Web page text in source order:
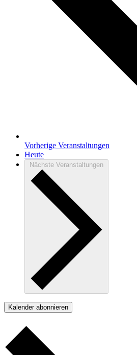
Vorherige Veranstaltungen
Heute
Nächste Veranstaltungen
Kalender abonnieren